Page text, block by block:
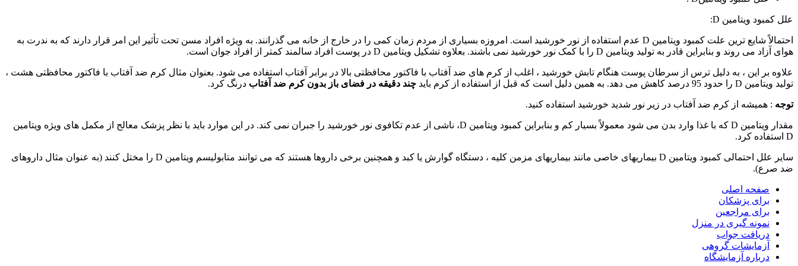
علل کمبود ویتامین D:
احتمالاً شایع ترین علت کمبود ویتامین D عدم استفاده از نور خورشید است. امروزه بسیاری از مردم زمان کمی را در خارج از خانه می گذرانند. به ویژه افراد مسن تحت تأثیر این امر قرار دارند که به ندرت به
هوای آزاد می روند و بنابراین قادر به تولید ویتامین D را با کمک نور خورشید نمی باشند. بعلاوه تشکیل ویتامین D در پوست افراد سالمند کمتر از افراد جوان است.
علاوه بر این ، به دلیل ترس از سرطان پوست هنگام تابش خورشید ، اغلب از کرم های ضد آفتاب با فاکتور محافظتی بالا در برابر آفتاب استفاده می شود. بعنوان مثال کرم ضد آفتاب با فاکتور محافظتی هشت ،
تولید ویتامین D را حدود 95 درصد کاهش می دهد. به همین دلیل است که قبل از استفاده از کرم باید
چند دقیقه در فضای باز بدون کرم ضد آفتاب درنگ کرد.
توجه : همیشه از کرم ضد آفتاب در زیر نور شدید خورشید استفاده کنید.
مقدار ویتامین D که با غذا وارد بدن می شود معمولاً بسیار کم و بنابراین کمبود ویتامین D، ناشی از عدم تکافوی نور خورشید را جبران نمی کند. در این موارد باید با نظر پزشک معالج از مکمل های ویژه ویتامین
D استفاده کرد.
سایر علل احتمالی کمبود ویتامین D بیماریهای خاصی مانند بیماریهای مزمن کلیه ، دستگاه گوارش یا کبد و همچنین برخی داروها هستند که می توانند متابولیسم ویتامین D را مختل کنند (به عنوان مثال داروهای
ضد صرع).
صفحه اصلی
برای پزشکان
برای مراجعین
نمونه گیری در منزل
دریافت جواب
آزمایشات گروهی
درباره آزمایشگاه